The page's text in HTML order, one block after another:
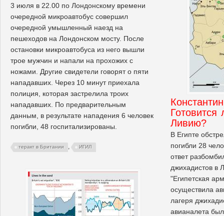
3 июля в 22.00 по Лондонскому времени
очередной микроавтобус совершил
очередной умышленный наезд на
пешеходов на Лондонском мосту. После
остановки микроавтобуса из него вышли
трое мужчин и напали на прохожих с
ножами. Другие свидетели говорят о пяти
нападавших. Через 10 минут приехала
полиция, которая застрелила троих
нападавших. По предварительным
данным, в результате нападения 6 человек
погибли, 48 госпитализированы.
теракт в Британии , ИГИЛ
Готовится
Ливию?
В Египте
погибли 28
ответ
джихадистов в
"Египетская
осуществила
лагеря
авианалета